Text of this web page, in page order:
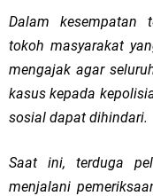
Dalam kesempatan
tokoh masyarakat
mengajak agar
kasus kepada
sosial dapat dihindari.
Saat ini, terduga
menjalani